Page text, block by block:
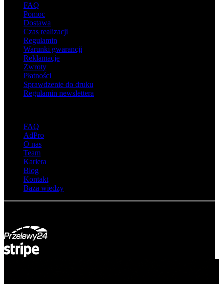
FAQ
Pomoc
Dostawa
Czas realizacji
Regulamin
Warunki gwarancji
Reklamacje
Zwroty
Płatności
Sprawdzenie do druku
Regulamin newslettera
FAQ
AdPro
O nas
Team
Kariera
Blog
Kontakt
Baza wiedzy